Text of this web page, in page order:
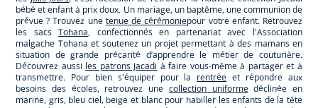
bébé et enfant à prix doux. Un mariage, un baptême, une communion de
prévue ? Trouvez une tenue de cérémoniepour votre enfant. Retrouvez
les sacsTohana, confectionnés en partenariat avec l'Association
malgache Tohana et soutenez un projet permettant à des mamans en
situation de grande précarité d’apprendre le métier de couturière.
Découvrez aussi les patrons Jacadi à faire vous-même à partager et à
transmettre. Pour bien s'équiper pour la rentrée et répondre aux
besoins des écoles, retrouvez une collection uniformedéclinée en
marine, gris, bleu ciel, beige et blanc pour habiller les enfants de la tête